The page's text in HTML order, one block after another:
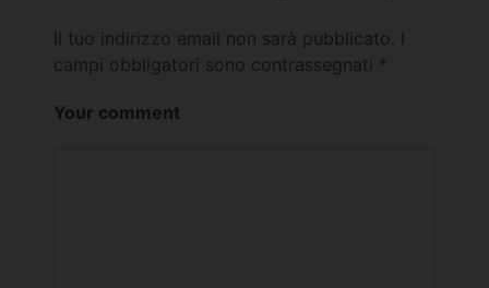
Il tuo indirizzo email non sarà pubblicato.
campi obbligatori sono contrassegnati *
Your comment